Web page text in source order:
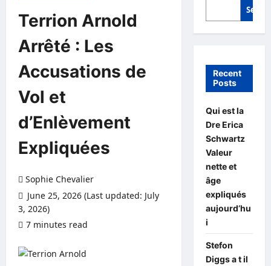
Terrion Arnold
Arrêté : Les
Accusations de
Vol et
d’Enlèvement
Expliquées
Sophie Chevalier
June 25, 2026 (Last updated: July
3, 2026)
7 minutes read
Recent
Posts
Qui est la
Dre Erica
Schwartz
Valeur
nette et
âge
expliqués
aujourd’hu
i
Stefon
Diggs a t il